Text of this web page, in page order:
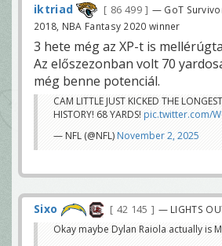
iktriad 86 499
— GoT
2018, NBA Fantasy 2020 winner
3 hete még az XP-t is
Az előszezonban volt 70
még benne potenciál.
CAM LITTLE JUST KICKED THE
HISTORY! 68 YARDS! pic.twitter.com/
— NFL (@NFL)November 2, 2025
Sixo 42 145 — LIGHTS
Okay maybe Dylan Raiola actually is